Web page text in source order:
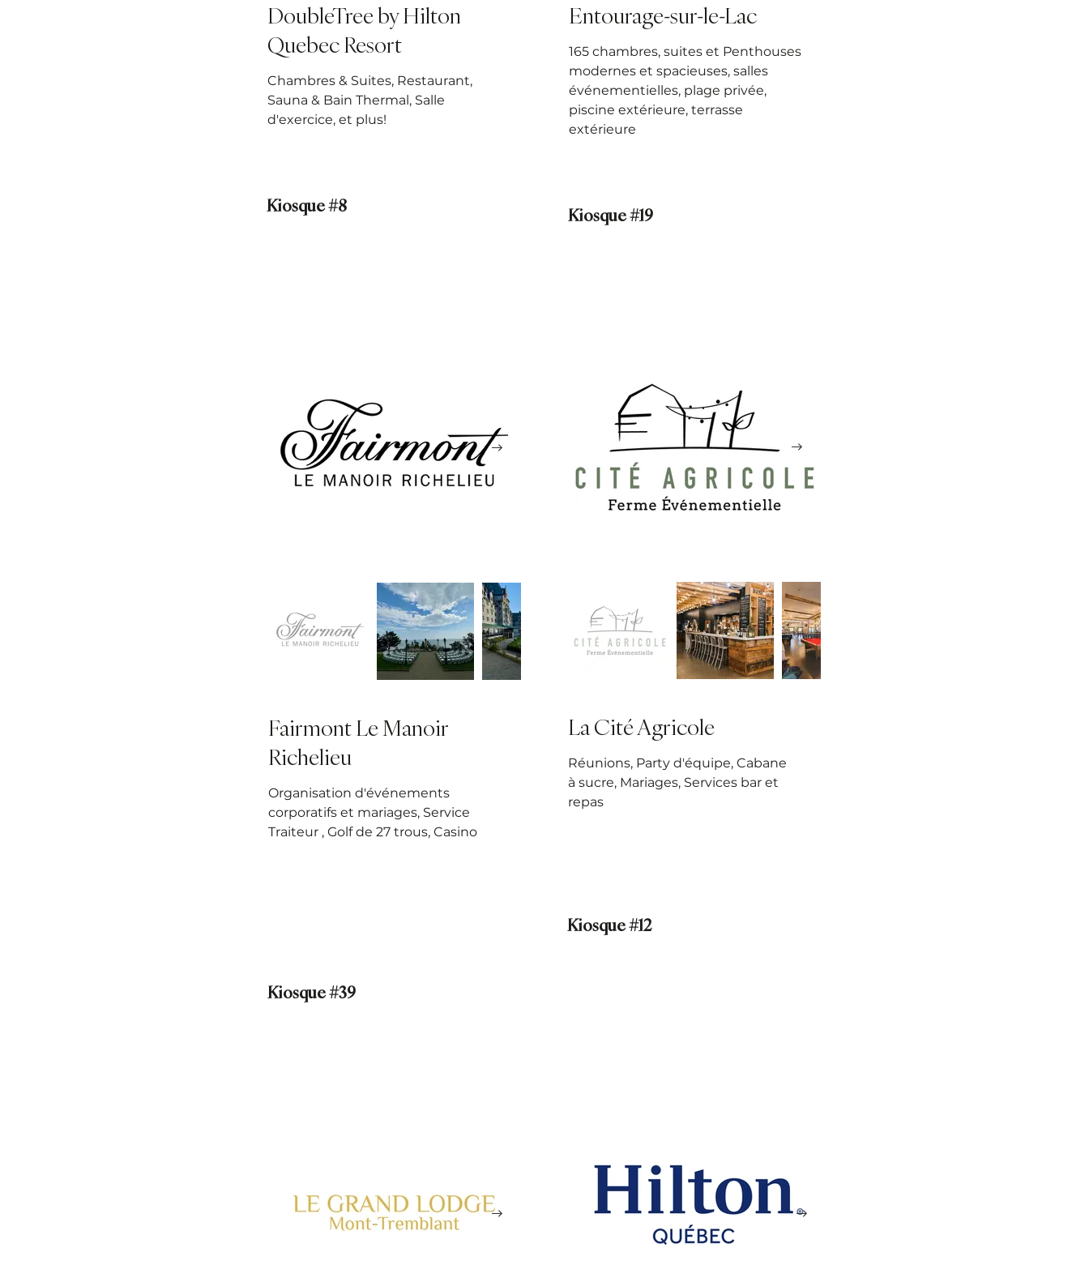
DoubleTree by Hilton
Quebec Resort
Chambres & Suites, Restaurant,
Sauna & Bain Thermal, Salle
d'exercice, et plus!
Kiosque #8
Entourage-sur-le-Lac
165 chambres, suites et Penthouses
modernes et spacieuses, salles
événementielles, plage privée,
piscine extérieure, terrasse
extérieure
Kiosque #19
Fairmont Le Manoir
Richelieu
Organisation d'événements
corporatifs et mariages, Service
Traiteur , Golf de 27 trous, Casino
Kiosque #39
La Cité Agricole
Réunions, Party d'équipe, Cabane
à sucre, Mariages, Services ba​r​ et
repas
Kiosque #12